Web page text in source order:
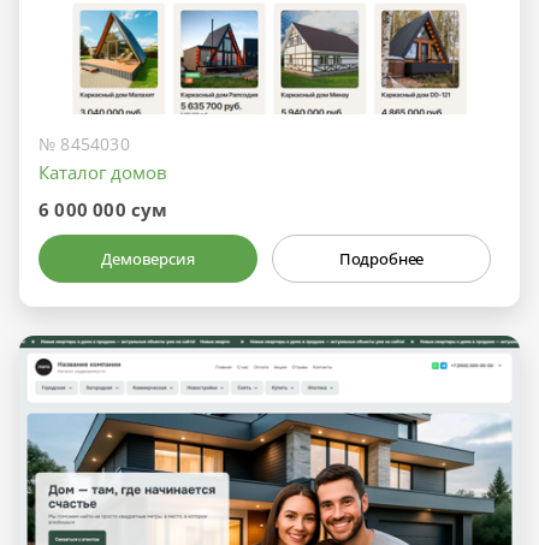
№ 8454030
Каталог домов
6 000 000 сум
Демоверсия Подробнее